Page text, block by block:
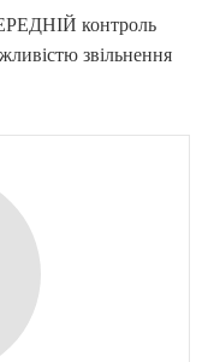
контроль
звільнення